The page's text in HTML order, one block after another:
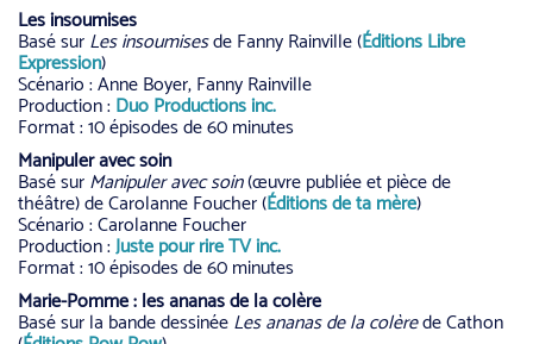
Les insoumises
Basé surLes insoumisesde Fanny Rainville (Éditions Libre
Expression)
Scénario : Anne Boyer, Fanny Rainville
Production : Duo Productions inc.
Format : 10 épisodes de 60 minutes
Manipuler avec soin
Basé surManipuler avec soin(œuvre publiée et pièce de
théâtre) de Carolanne Foucher (Éditions de ta mère)
Scénario : Carolanne Foucher
Production :Juste pour rire TV inc.
Format : 10 épisodes de 60 minutes
Marie-Pomme : les ananas de la colère
Basé sur la bande dessinéeLes ananas de la colèrede Cathon